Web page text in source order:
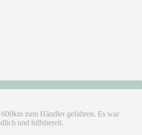
zum Händler gefahren. Es war
und hilfsbereit.